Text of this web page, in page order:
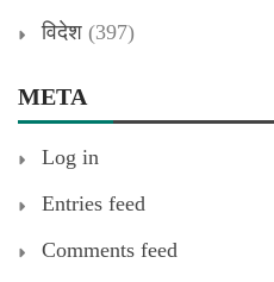
विदेश (397)
META
Log in
Entries feed
Comments feed